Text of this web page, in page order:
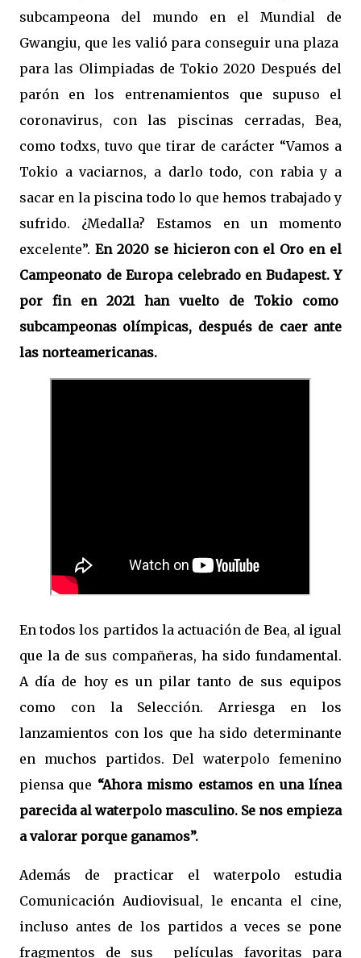
subcampeona del mundo en el Mundial de
Gwangiu, que les valió para conseguir una plaza
para las Olimpiadas de Tokio 2020 Después del
parón en los entrenamientos que supuso el
coronavirus, con las piscinas cerradas, Bea,
como todxs, tuvo que tirar de carácter “Vamos a
Tokio a vaciarnos, a darlo todo, con rabia y a
sacar en la piscina todo lo que hemos trabajado y
sufrido. ¿Medalla? Estamos en un momento
excelente”. En 2020 se hicieron con el Oro en el
Campeonato de Europa celebrado en Budapest. Y
por fin en 2021 han vuelto de Tokio como
subcampeonas olímpicas, después de caer ante
las norteamericanas.
En todos los partidos la actuación de Bea, al igual
que la de sus compañeras, ha sido fundamental.
A día de hoy es un pilar tanto de sus equipos
como con la Selección. Arriesga en los
lanzamientos con los que ha sido determinante
en muchos partidos. Del waterpolo femenino
piensa que “Ahora mismo estamos en una línea
parecida al waterpolo masculino. Se nos empieza
a valorar porque ganamos”.
Además de practicar el waterpolo estudia
Comunicación Audiovisual, le encanta el cine,
incluso antes de los partidos a veces se pone
fragmentos de sus
películas favoritas para